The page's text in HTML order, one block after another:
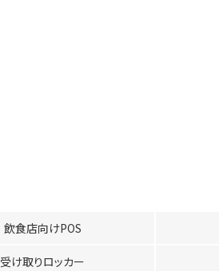
飲食店向けPOS
受け取りロッカー